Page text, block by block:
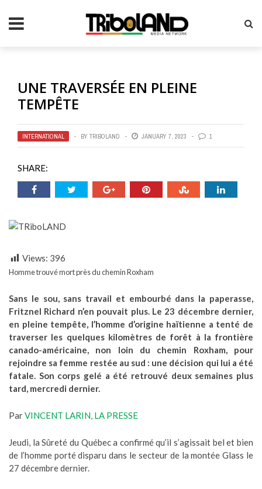
UNE TRAVERSÉE EN PLEINE
TEMPÊTE
INTERNATIONAL BY TRIBOLAND JANUARY 7, 2023 1
SHARE:
Views: 396
Homme trouvé mort près du chemin Roxham
Sans le sou, sans travail et embourbé dans la paperasse,
Fritznel Richard n’en pouvait plus. Le 23 décembre dernier,
en pleine tempête, l’homme d’origine haïtienne a tenté de
traverser les quelques kilomètres de forêt à la frontière
canado-américaine, non loin du chemin Roxham, pour
rejoindre sa femme restée au sud : une décision qui lui a été
fatale. Son corps gelé a été retrouvé deux semaines plus
tard, mercredi dernier.
ParVINCENT LARIN, LA PRESSE
Jeudi, la Sûreté du Québec a confirmé qu’il s’agissait bel et bien
de l’homme porté disparu dans le secteur de la montée Glass le
27 décembre dernier.